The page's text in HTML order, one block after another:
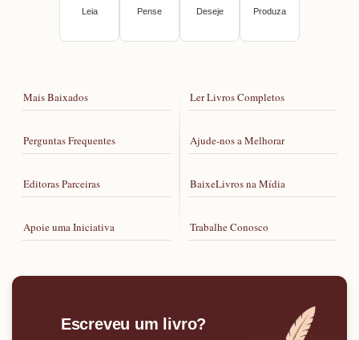
Leia Pense Deseje Produza
Mais Baixados
Perguntas Frequentes
Editoras Parceiras
Apoie uma Iniciativa
Ler Livros Completos
Ajude-nos a Melhorar
BaixeLivros na Mídia
Trabalhe Conosco
Escreveu um livro?